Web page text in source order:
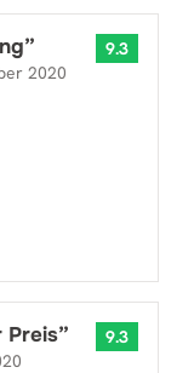
”
2020
9.3
Preis” 9.3